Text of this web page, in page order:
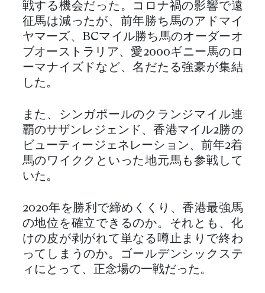
戦する機会だった。コロナ禍の影響で遠
征馬は減ったが、前年勝ち馬のアドマイ
ヤマーズ、BCマイル勝ち馬のオーダーオ
ブオーストラリア、愛2000ギニー馬のロ
ーマナイズドなど、名だたる強豪が集結
した。
また、シンガポールのクランジマイル連
覇のサザンレジェンド、香港マイル2勝の
ビューティージェネレーション、前年2着
馬のワイククといった地元馬も参戦して
いた。
2020年を勝利で締めくくり、香港最強馬
の地位を確立できるのか。それとも、化
けの皮が剥がれて単なる噂止まりで終わ
ってしまうのか。ゴールデンシックステ
ィにとって、正念場の一戦だった。